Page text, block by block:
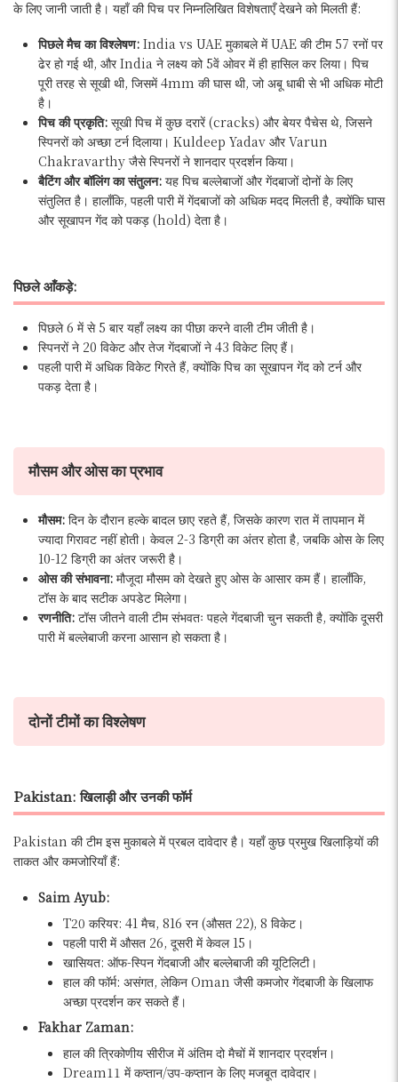
के लिए जानी जाती है। यहाँ की पिच पर निम्नलिखित विशेषताएँ देखने को मिलती हैं:
पिछले मैच का विश्लेषण: India vs UAE मुकाबले में UAE की टीम 57 रनों पर
ढेर हो गई थी, और India ने लक्ष्य को 5वें ओवर में ही हासिल कर लिया। पिच
पूरी तरह से सूखी थी, जिसमें 4mm की घास थी, जो अबू धाबी से भी अधिक मोटी
है।
पिच की प्रकृति: सूखी पिच में कुछ दरारें (cracks) और बेयर पैचेस थे, जिसने
स्पिनरों को अच्छा टर्न दिलाया। Kuldeep Yadav और Varun
Chakravarthy जैसे स्पिनरों ने शानदार प्रदर्शन किया।
बैटिंग और बॉलिंग का संतुलन: यह पिच बल्लेबाजों और गेंदबाजों दोनों के लिए
संतुलित है। हालाँकि, पहली पारी में गेंदबाजों को अधिक मदद मिलती है, क्योंकि घास
और सूखापन गेंद को पकड़ (hold) देता है।
पिछले आँकड़े:
पिछले 6 में से 5 बार यहाँ लक्ष्य का पीछा करने वाली टीम जीती है।
स्पिनरों ने 20 विकेट और तेज गेंदबाजों ने 43 विकेट लिए हैं।
पहली पारी में अधिक विकेट गिरते हैं, क्योंकि पिच का सूखापन गेंद को टर्न और
पकड़ देता है।
मौसम और ओस का प्रभाव
मौसम: दिन के दौरान हल्के बादल छाए रहते हैं, जिसके कारण रात में तापमान में
ज्यादा गिरावट नहीं होती। केवल 2-3 डिग्री का अंतर होता है, जबकि ओस के लिए
10-12 डिग्री का अंतर जरूरी है।
ओस की संभावना: मौजूदा मौसम को देखते हुए ओस के आसार कम हैं। हालाँकि,
टॉस के बाद सटीक अपडेट मिलेगा।
रणनीति: टॉस जीतने वाली टीम संभवतः पहले गेंदबाजी चुन सकती है, क्योंकि दूसरी
पारी में बल्लेबाजी करना आसान हो सकता है।
दोनों टीमों का विश्लेषण
Pakistan: खिलाड़ी और उनकी फॉर्म
Pakistan की टीम इस मुकाबले में प्रबल दावेदार है। यहाँ कुछ प्रमुख खिलाड़ियों की
ताकत और कमजोरियाँ हैं:
Saim Ayub:
T20 करियर: 41 मैच, 816 रन (औसत 22), 8 विकेट।
पहली पारी में औसत 26, दूसरी में केवल 15।
खासियत: ऑफ-स्पिन गेंदबाजी और बल्लेबाजी की यूटिलिटी।
हाल की फॉर्म: असंगत, लेकिन Oman जैसी कमजोर गेंदबाजी के खिलाफ
अच्छा प्रदर्शन कर सकते हैं।
Fakhar Zaman:
हाल की त्रिकोणीय सीरीज में अंतिम दो मैचों में शानदार प्रदर्शन।
Dream11 में कप्तान/उप-कप्तान के लिए मजबूत दावेदार।